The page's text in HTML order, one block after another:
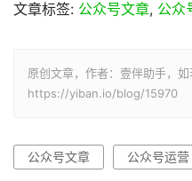
文章标签: 公众号文章, 公众
原创文章，作者：壹伴助手，如
https://yiban.io/blog/15970
公众号文章 公众号运营